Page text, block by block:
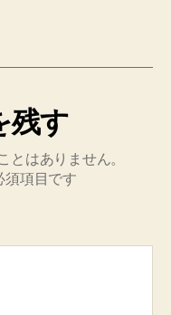
残す
とはありません。
須項目です